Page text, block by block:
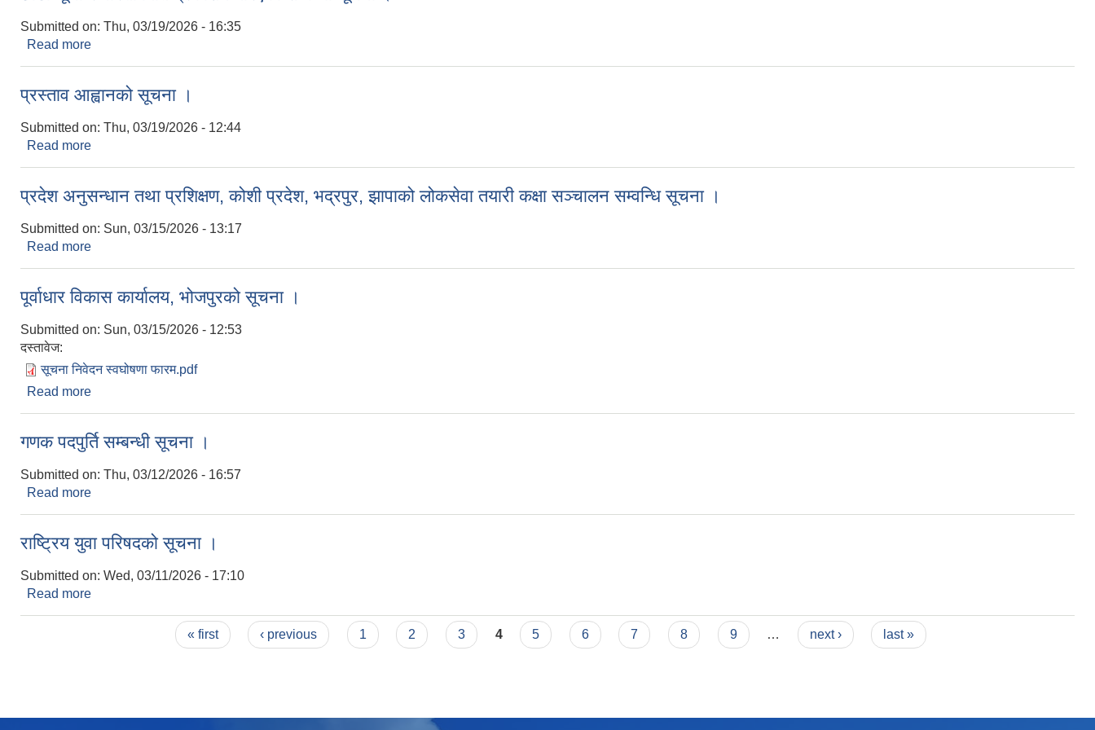
Submitted on: Thu, 03/19/2026 - 16:35
Read more
प्रस्ताव आह्वानको सूचना ।
Submitted on: Thu, 03/19/2026 - 12:44
Read more
प्रदेश अनुसन्धान तथा प्रशिक्षण, कोशी प्रदेश, भद्रपुर, झापाको लोकसेवा तयारी कक्षा सञ्चालन सम्वन्धि सूचना ।
Submitted on: Sun, 03/15/2026 - 13:17
Read more
पूर्वाधार विकास कार्यालय, भोजपुरको सूचना ।
Submitted on: Sun, 03/15/2026 - 12:53
दस्तावेज:
सूचना निवेदन स्वघोषणा फारम.pdf
Read more
गणक पदपुर्ति सम्बन्धी सूचना ।
Submitted on: Thu, 03/12/2026 - 16:57
Read more
राष्ट्रिय युवा परिषदको सूचना ।
Submitted on: Wed, 03/11/2026 - 17:10
Read more
« first ‹ previous 1 2 3 4 5 6 7 8 9 … next › last »